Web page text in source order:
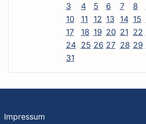
3
4 5 6 7 8
10
11 12 13 14 15
17
18 19 20 21 22
24 25 26 27 28 29
31
Impressum